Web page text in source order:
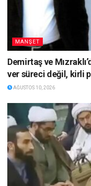
MANŞET
Demirtaş ve
ver süreci değil, kirli
AĞUSTOS 10, 2026